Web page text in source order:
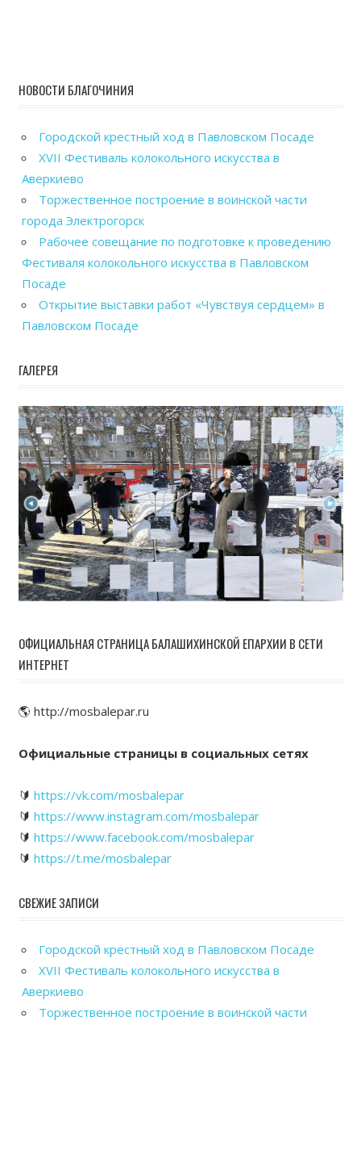
НОВОСТИ БЛАГОЧИНИЯ
Городской крестный ход в Павловском Посаде
XVII Фестиваль колокольного искусства в
Аверкиево
Торжественное построение в воинской части
города Электрогорск
Рабочее совещание по подготовке к проведению
Фестиваля колокольного искусства в Павловском
Посаде
Открытие выставки работ «Чувствуя сердцем» в
Павловском Посаде
ГАЛЕРЕЯ
ОФИЦИАЛЬНАЯ СТРАНИЦА БАЛАШИХИНСКОЙ ЕПАРХИИ В СЕТИ
ИНТЕРНЕТ
🌎 http://mosbalepar.ru
Официальные страницы в социальных сетях
🔰 https://vk.com/mosbalepar
🔰 https://www.instagram.com/mosbalepar
🔰 https://www.facebook.com/mosbalepar
🔰 https://t.me/mosbalepar
СВЕЖИЕ ЗАПИСИ
Городской крестный ход в Павловском Посаде
XVII Фестиваль колокольного искусства в
Аверкиево
Торжественное построение в воинской части